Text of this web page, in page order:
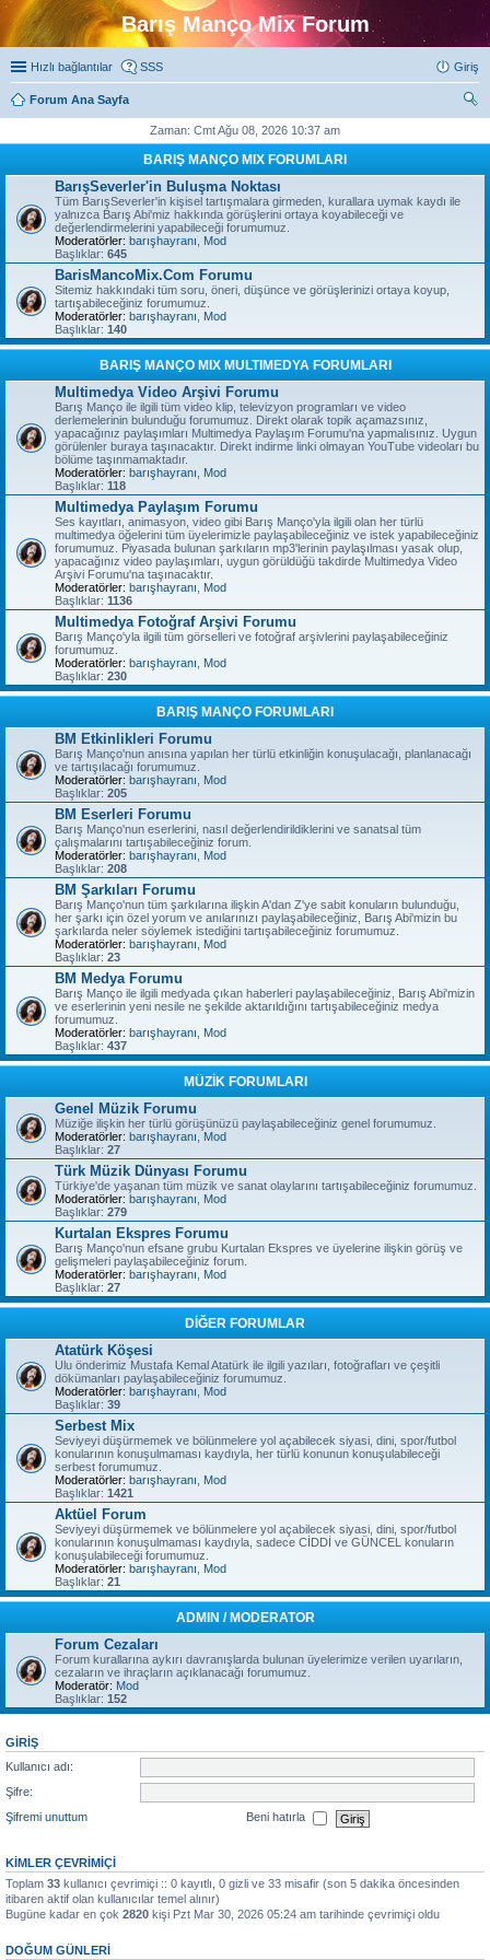
Barış Manço Mix Forum
Hızlı bağlantılar SSS Giriş
Forum Ana Sayfa
Zaman: Cmt Ağu 08, 2026 10:37 am
BARIŞ MANÇO MIX FORUMLARI
BarışSeverler'in Buluşma Noktası
Tüm BarışSeverler'in kişisel tartışmalara girmeden, kurallara uymak kaydı ile
yalnızca Barış Abi'miz hakkında görüşlerini ortaya koyabileceği ve
değerlendirmelerini yapabileceği forumumuz.
Moderatörler: barışhayranı
Mod
Başlıklar: 645
BarisMancoMix.Com Forumu
Sitemiz hakkındaki tüm soru, öneri, düşünce ve görüşlerinizi ortaya koyup,
tartışabileceğiniz forumumuz.
Moderatörler: barışhayranı
Mod
Başlıklar: 140
BARIŞ MANÇO MIX MULTIMEDYA FORUMLARI
Multimedya Video Arşivi Forumu
Barış Manço ile ilgili tüm video klip, televizyon programları ve video
derlemelerinin bulunduğu forumumuz. Direkt olarak topik açamazsınız,
yapacağınız paylaşımları Multimedya Paylaşım Forumu'na yapmalısınız. Uygun
görülenler buraya taşınacaktır. Direkt indirme linki olmayan YouTube videoları bu
bölüme taşınmamaktadır.
Moderatörler: barışhayranı
Mod
Başlıklar: 118
Multimedya Paylaşım Forumu
Ses kayıtları, animasyon, video gibi Barış Manço'yla ilgili olan her türlü
multimedya öğelerini tüm üyelerimizle paylaşabileceğiniz ve istek yapabileceğiniz
forumumuz. Piyasada bulunan şarkıların mp3'lerinin paylaşılması yasak olup,
yapacağınız video paylaşımları, uygun görüldüğü takdirde Multimedya Video
Arşivi Forumu'na taşınacaktır.
Moderatörler: barışhayranı
Mod
Başlıklar: 1136
Multimedya Fotoğraf Arşivi Forumu
Barış Manço'yla ilgili tüm görselleri ve fotoğraf arşivlerini paylaşabileceğiniz
forumumuz.
Moderatörler: barışhayranı
Mod
Başlıklar: 230
BARIŞ MANÇO FORUMLARI
BM Etkinlikleri Forumu
Barış Manço'nun anısına yapılan her türlü etkinliğin konuşulacağı, planlanacağı
ve tartışılacağı forumumuz.
Moderatörler: barışhayranı
Mod
Başlıklar: 205
BM Eserleri Forumu
Barış Manço'nun eserlerini, nasıl değerlendirildiklerini ve sanatsal tüm
çalışmalarını tartışabileceğiniz forum.
Moderatörler: barışhayranı
Mod
Başlıklar: 208
BM Şarkıları Forumu
Barış Manço'nun tüm şarkılarına ilişkin A'dan Z'ye sabit konuların bulunduğu,
her şarkı için özel yorum ve anılarınızı paylaşabileceğiniz, Barış Abi'mizin bu
şarkılarda neler söylemek istediğini tartışabileceğiniz forumumuz.
Moderatörler: barışhayranı
Mod
Başlıklar: 23
BM Medya Forumu
Barış Manço ile ilgili medyada çıkan haberleri paylaşabileceğiniz, Barış Abi'mizin
ve eserlerinin yeni nesile ne şekilde aktarıldığını tartışabileceğiniz medya
forumumuz.
Moderatörler: barışhayranı
Mod
Başlıklar: 437
MÜZİK FORUMLARI
Genel Müzik Forumu
Müziğe ilişkin her türlü görüşünüzü paylaşabileceğiniz genel forumumuz.
Moderatörler: barışhayranı
Mod
Başlıklar: 27
Türk Müzik Dünyası Forumu
Türkiye'de yaşanan tüm müzik ve sanat olaylarını tartışabileceğiniz forumumuz.
Moderatörler: barışhayranı
Mod
Başlıklar: 279
Kurtalan Ekspres Forumu
Barış Manço'nun efsane grubu Kurtalan Ekspres ve üyelerine ilişkin görüş ve
gelişmeleri paylaşabileceğiniz forum.
Moderatörler: barışhayranı
Mod
Başlıklar: 27
DİĞER FORUMLAR
Atatürk Köşesi
Ulu önderimiz Mustafa Kemal Atatürk ile ilgili yazıları, fotoğrafları ve çeşitli
dökümanları paylaşabileceğiniz forumumuz.
Moderatörler: barışhayranı
Mod
Başlıklar: 39
Serbest Mix
Seviyeyi düşürmemek ve bölünmelere yol açabilecek siyasi, dini, spor/futbol
konularının konuşulmaması kaydıyla, her türlü konunun konuşulabileceği
serbest forumumuz.
Moderatörler: barışhayranı
Mod
Başlıklar: 1421
Aktüel Forum
Seviyeyi düşürmemek ve bölünmelere yol açabilecek siyasi, dini, spor/futbol
konularının konuşulmaması kaydıyla, sadece CİDDİ ve GÜNCEL konuların
konuşulabileceği forumumuz.
Moderatörler: barışhayranı
Mod
Başlıklar: 21
ADMIN / MODERATOR
Forum Cezaları
Forum kurallarına aykırı davranışlarda bulunan üyelerimize verilen uyarıların,
cezaların ve ihraçların açıklanacağı forumumuz.
Moderatör: Mod
Başlıklar: 152
GIRIŞ
Kullanıcı adı:
Şifre:
Şifremi unuttum
Beni hatırla
KIMLER ÇEVRIMIÇI
Toplam 33 kullanıcı çevrimiçi :: 0 kayıtlı, 0 gizli ve 33 misafir (son 5 dakika öncesinden
itibaren aktif olan kullanıcılar temel alınır)
Bugüne kadar en çok 2820 kişi Pzt Mar 30, 2026 05:24 am tarihinde çevrimiçi oldu
DOĞUM GÜNLERI